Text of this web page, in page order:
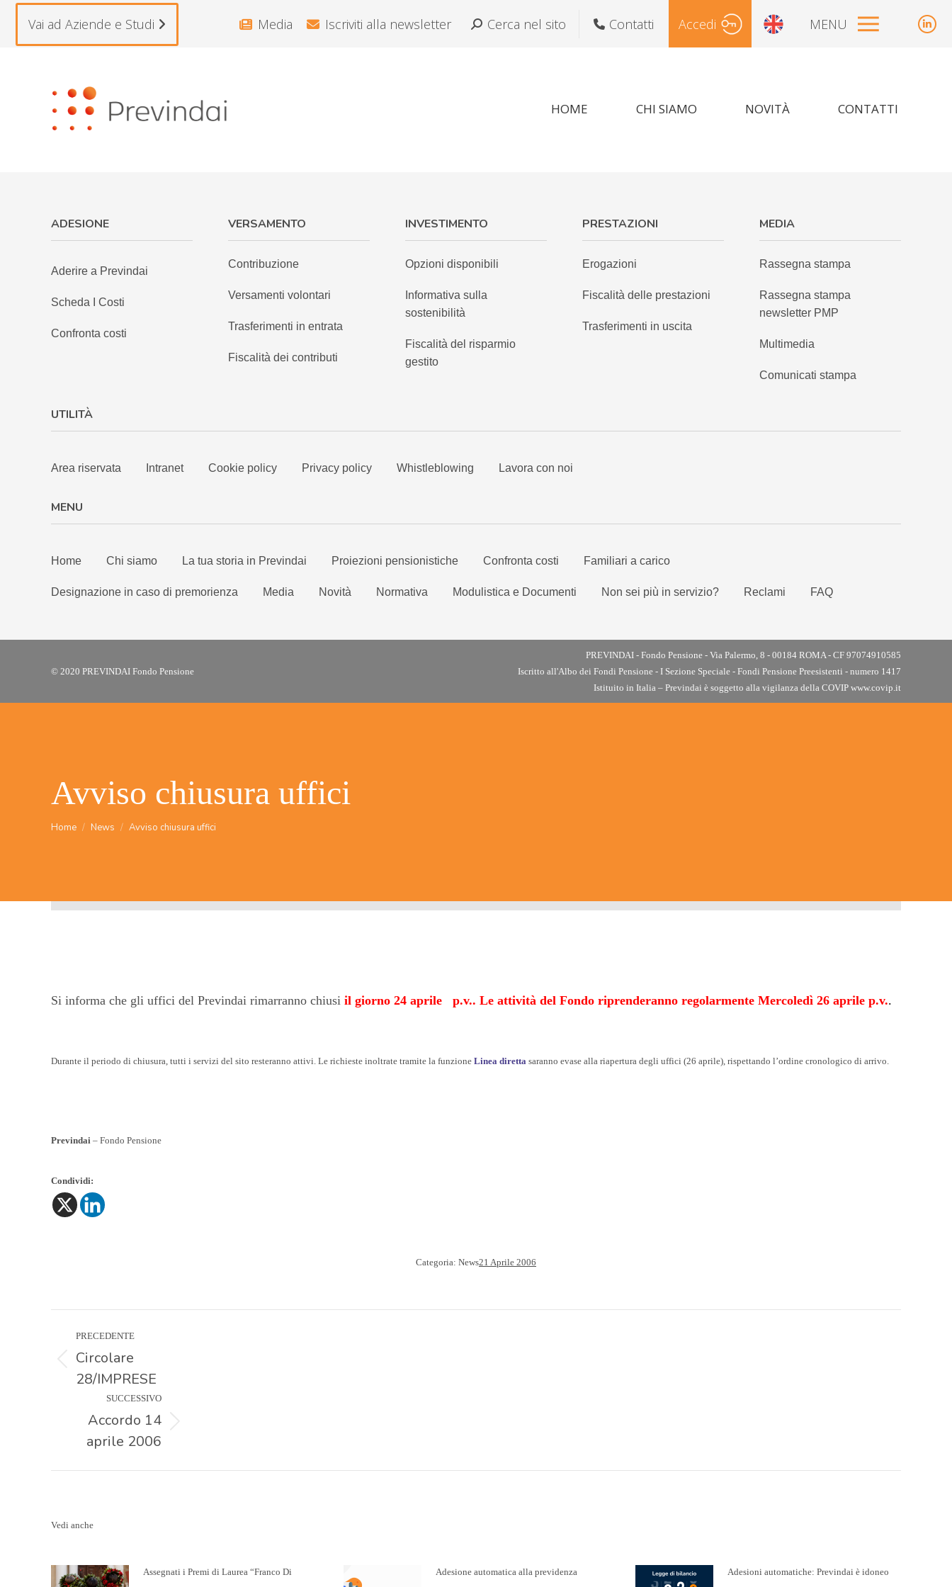
Vai ad Aziende e Studi Media Iscriviti alla newsletter Cerca:Cerca nel sito Contatti Accedi MENU
HOME CHI SIAMO NOVITÀ CONTATTI
Avviso chiusura uffici
Tu sei qui:
Home News Avviso chiusura uffici
Si informa che gli uffici del Previndai rimarranno chiusi il giorno 24 aprile p.v.. Le attività del Fondo riprenderanno regolarmente Mercoledì 26 aprile p.v..
Durante il periodo di chiusura, tutti i servizi del sito resteranno attivi. Le richieste inoltrate tramite la funzione Linea diretta saranno evase alla riapertura degli uffici (26 aprile), rispettando l’ordine cronologico di arrivo.
Previndai – Fondo Pensione
Condividi:
Categoria: News21 Aprile 2006
NavigaPRECEDENTE
precedente:
Circolare
28/IMPRESE
SUCCESSIVO
post:
Accordo 14
aprile 2006
Vedi anche
Assegnati i Premi di Laurea “Franco Di
Adesione automatica alla previdenza
Adesioni automatiche: Previndai è idoneo
ADESIONE
Aderire a Previndai
Scheda I Costi
Confronta costi
VERSAMENTO
Contribuzione
Versamenti volontari
Trasferimenti in entrata
Fiscalità dei contributi
INVESTIMENTO
Opzioni disponibili
Informativa sulla
sostenibilità
Fiscalità del risparmio
gestito
PRESTAZIONI
Erogazioni
Fiscalità delle prestazioni
Trasferimenti in uscita
MEDIA
Rassegna stampa
Rassegna stampa
newsletter PMP
Multimedia
Comunicati stampa
UTILITÀ
Area riservata Intranet Cookie policy Privacy policy Whistleblowing Lavora con noi
MENU
Home Chi siamo La tua storia in Previndai Proiezioni pensionistiche Confronta costi Familiari a carico
Designazione in caso di premorienza Media Novità Normativa Modulistica e Documenti Non sei più in servizio? Reclami FAQ
© 2020 PREVINDAI Fondo Pensione
PREVINDAI - Fondo Pensione - Via Palermo, 8 - 00184 ROMA - CF 97074910585
Iscritto all'Albo dei Fondi Pensione - I Sezione Speciale - Fondi Pensione Preesistenti - numero 1417
Istituito in Italia – Previndai è soggetto alla vigilanza della COVIP www.covip.it